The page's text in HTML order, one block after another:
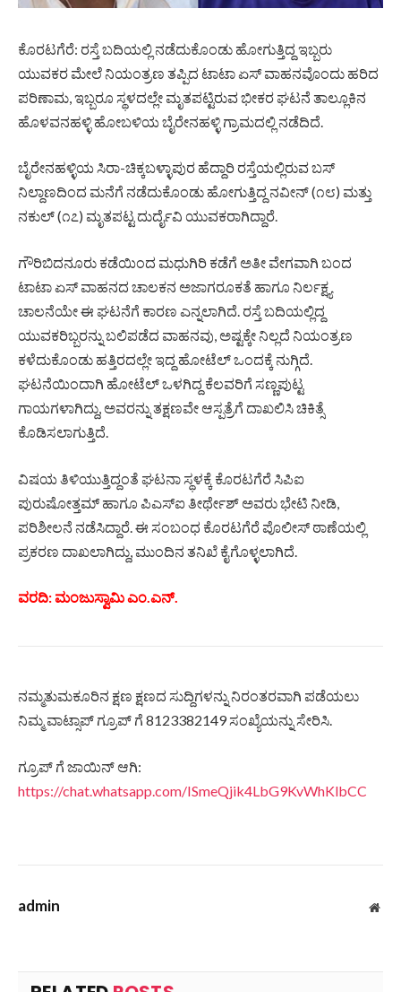
ಕೊರಟಗೆರೆ: ರಸ್ತೆ ಬದಿಯಲ್ಲಿ ನಡೆದುಕೊಂಡು ಹೋಗುತ್ತಿದ್ದ ಇಬ್ಬರು
ಯುವಕರ ಮೇಲೆ ನಿಯಂತ್ರಣ ತಪ್ಪಿದ ಟಾಟಾ ಏಸ್ ವಾಹನವೊಂದು ಹರಿದ
ಪರಿಣಾಮ, ಇಬ್ಬರೂ ಸ್ಥಳದಲ್ಲೇ ಮೃತಪಟ್ಟಿರುವ ಭೀಕರ ಘಟನೆ ತಾಲ್ಲೂಕಿನ
ಹೊಳವನಹಳ್ಳಿ ಹೋಬಳಿಯ ಬೈರೇನಹಳ್ಳಿ ಗ್ರಾಮದಲ್ಲಿ ನಡೆದಿದೆ.
ಬೈರೇನಹಳ್ಳಿಯ ಸಿರಾ-ಚಿಕ್ಕಬಳ್ಳಾಪುರ ಹೆದ್ದಾರಿ ರಸ್ತೆಯಲ್ಲಿರುವ ಬಸ್
ನಿಲ್ದಾಣದಿಂದ ಮನೆಗೆ ನಡೆದುಕೊಂಡು ಹೋಗುತ್ತಿದ್ದ ನವೀನ್ (೧೮) ಮತ್ತು
ನಕುಲ್ (೧೭) ಮೃತಪಟ್ಟ ದುರ್ದೈವಿ ಯುವಕರಾಗಿದ್ದಾರೆ.
ಗೌರಿಬಿದನೂರು ಕಡೆಯಿಂದ ಮಧುಗಿರಿ ಕಡೆಗೆ ಅತೀ ವೇಗವಾಗಿ ಬಂದ
ಟಾಟಾ ಏಸ್ ವಾಹನದ ಚಾಲಕನ ಅಜಾಗರೂಕತೆ ಹಾಗೂ ನಿರ್ಲಕ್ಷ್ಯ
ಚಾಲನೆಯೇ ಈ ಘಟನೆಗೆ ಕಾರಣ ಎನ್ನಲಾಗಿದೆ. ರಸ್ತೆ ಬದಿಯಲ್ಲಿದ್ದ
ಯುವಕರಿಬ್ಬರನ್ನು ಬಲಿಪಡೆದ ವಾಹನವು, ಅಷ್ಟಕ್ಕೇ ನಿಲ್ಲದೆ ನಿಯಂತ್ರಣ
ಕಳೆದುಕೊಂಡು ಹತ್ತಿರದಲ್ಲೇ ಇದ್ದ ಹೋಟೆಲ್‌ ಒಂದಕ್ಕೆ ನುಗ್ಗಿದೆ.
ಘಟನೆಯಿಂದಾಗಿ ಹೋಟೆಲ್ ಒಳಗಿದ್ದ ಕೆಲವರಿಗೆ ಸಣ್ಣಪುಟ್ಟ
ಗಾಯಗಳಾಗಿದ್ದು, ಅವರನ್ನು ತಕ್ಷಣವೇ ಆಸ್ಪತ್ರೆಗೆ ದಾಖಲಿಸಿ ಚಿಕಿತ್ಸೆ
ಕೊಡಿಸಲಾಗುತ್ತಿದೆ.
ವಿಷಯ ತಿಳಿಯುತ್ತಿದ್ದಂತೆ ಘಟನಾ ಸ್ಥಳಕ್ಕೆ ಕೊರಟಗೆರೆ ಸಿಪಿಐ
ಪುರುಷೋತ್ತಮ್ ಹಾಗೂ ಪಿಎಸ್‌ಐ ತೀರ್ಥೇಶ್ ಅವರು ಭೇಟಿ ನೀಡಿ,
ಪರಿಶೀಲನೆ ನಡೆಸಿದ್ದಾರೆ. ಈ ಸಂಬಂಧ ಕೊರಟಗೆರೆ ಪೊಲೀಸ್ ಠಾಣೆಯಲ್ಲಿ
ಪ್ರಕರಣ ದಾಖಲಾಗಿದ್ದು, ಮುಂದಿನ ತನಿಖೆ ಕೈಗೊಳ್ಳಲಾಗಿದೆ.
ವರದಿ: ಮಂಜುಸ್ವಾಮಿ ಎಂ.ಎನ್.
ನಮ್ಮತುಮಕೂರಿನ ಕ್ಷಣ ಕ್ಷಣದ ಸುದ್ದಿಗಳನ್ನು ನಿರಂತರವಾಗಿ ಪಡೆಯಲು
ನಿಮ್ಮ ವಾಟ್ಸಾಪ್ ಗ್ರೂಪ್ ಗೆ 8123382149 ಸಂಖ್ಯೆಯನ್ನು ಸೇರಿಸಿ.
ಗ್ರೂಪ್ ಗೆ ಜಾಯಿನ್ ಆಗಿ:
https://chat.whatsapp.com/ISmeQjik4LbG9KvWhKlbCC
admin